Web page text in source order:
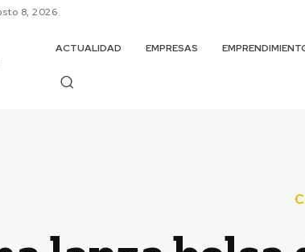
8, 2026
ACTUALIDAD EMPRESAS